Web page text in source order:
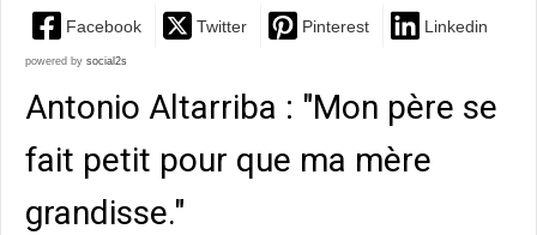
Facebook Twitter Pinterest Linkedin
powered by social2s
Antonio Altarriba : "Mon père se
fait petit pour que ma mère
grandisse."